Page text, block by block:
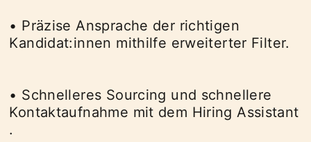
• Präzise Ansprache der richtigen
Kandidat:innen mithilfe erweiterter Filter​.
• Schnelleres Sourcing und schnellere
Kontaktaufnahme mit dem Hiring Assistant​
.